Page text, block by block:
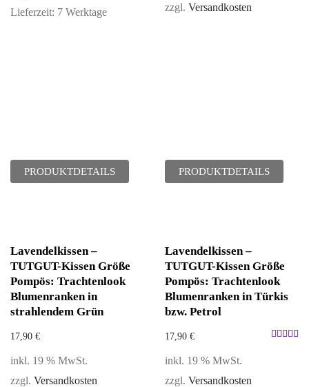
Lieferzeit: 7 Werktage
PRODUKTDETAILS
zzgl. Versandkosten
PRODUKTDETAILS
Lavendelkissen –
TUTGUT-Kissen Größe
Pompös: Trachtenlook
Blumenranken in
strahlendem Grün
17,90 €
inkl. 19 % MwSt.
zzgl. Versandkosten
Lavendelkissen –
TUTGUT-Kissen Größe
Pompös: Trachtenlook
Blumenranken in Türkis
bzw. Petrol
17,90 €
inkl. 19 % MwSt.
zzgl. Versandkosten